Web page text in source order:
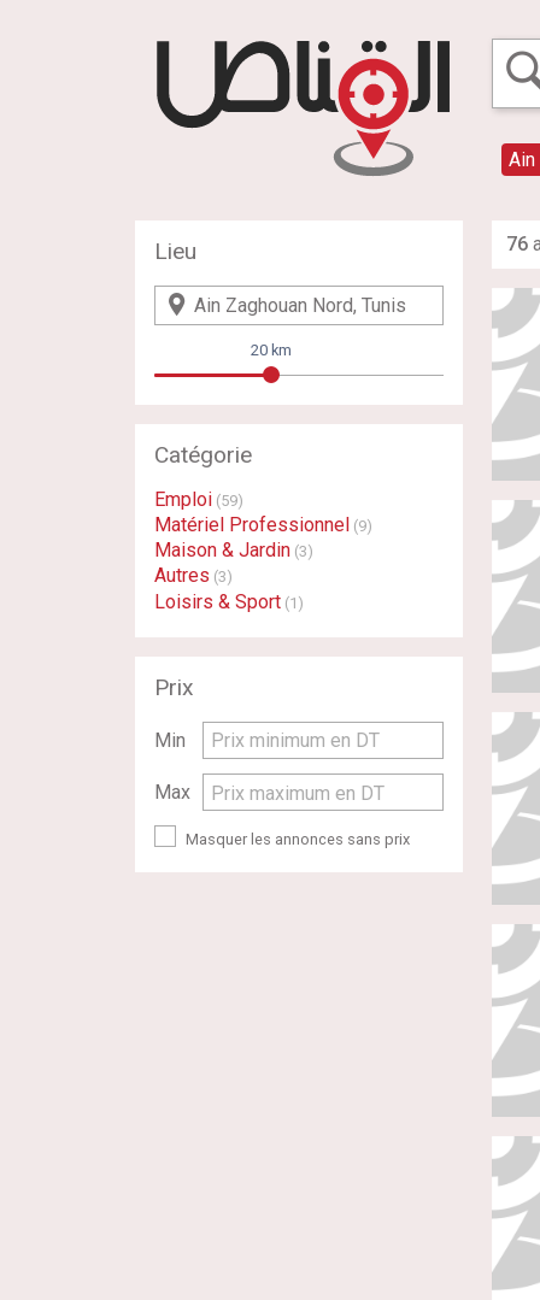
76
Lieu
20 km
Catégorie
Emploi (59)
Matériel Professionnel (9)
Maison & Jardin (3)
Autres (3)
Loisirs & Sport (1)
Prix
Min Prix minimum en DT
Max Prix maximum en DT
Masquer les annonces sans prix